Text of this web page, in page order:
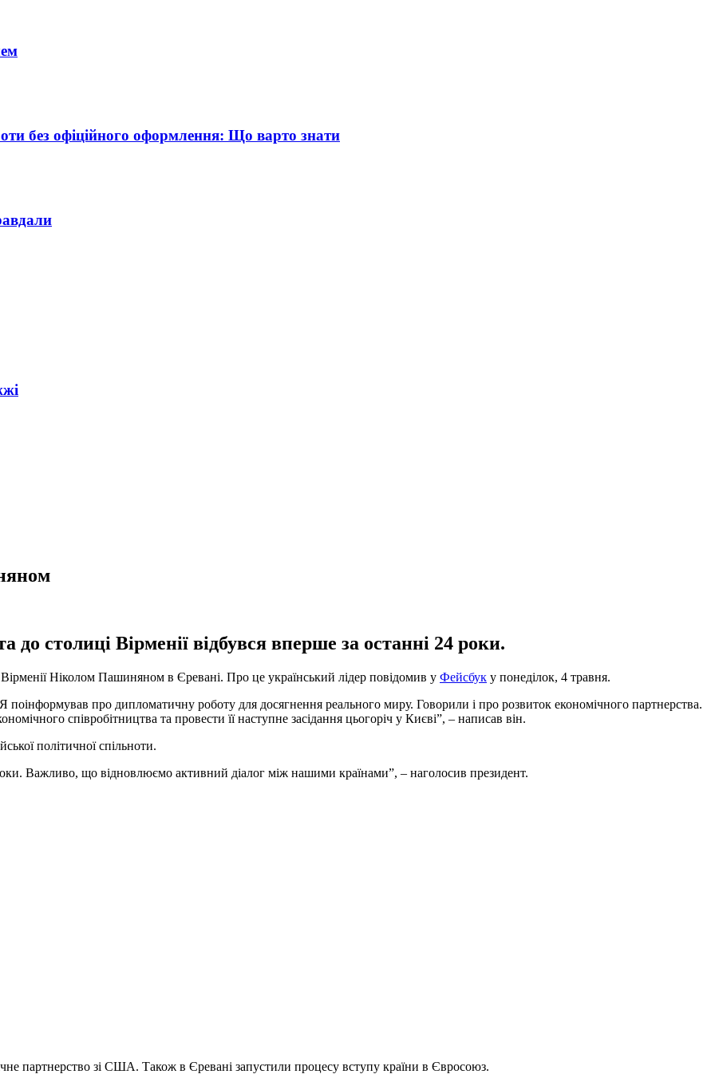
без офіційного оформлення: Що варто знати
до столиці Вірменії відбувся вперше за останні 24 роки.
Ніколом Пашиняном в Єревані. Про це український лідер повідомив у Фейсбук у понеділок, 4 травня.
поінформував про дипломатичну роботу для досягнення реального миру. Говорили і про розвиток економічного партнерства.
співробітництва та провести її наступне засідання цьогоріч у Києві”, – написав він.
політичної спільноти.
Важливо, що відновлюємо активний діалог між нашими країнами”, – наголосив президент.
партнерство зі США. Також в Єревані запустили процесу вступу країни в Євросоюз.